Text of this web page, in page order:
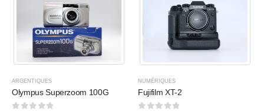
ARGENTIQUES
Olympus Superzoom 100G
NUMÉRIQUES
Fujifilm XT-2